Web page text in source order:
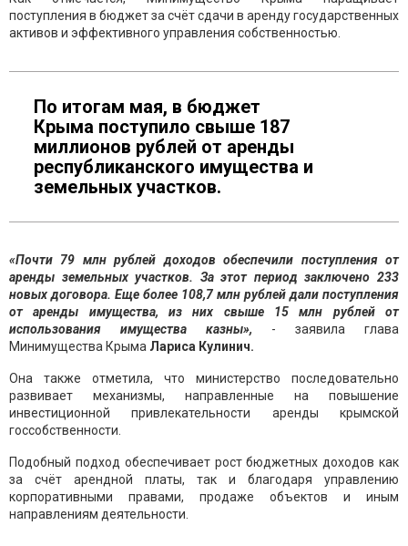
поступления в бюджет за счёт сдачи в аренду государственных
активов и эффективного управления собственностью.
По итогам мая, в бюджет
Крыма поступило свыше 187
миллионов рублей от аренды
республиканского имущества и
земельных участков.
«Почти 79 млн рублей доходов обеспечили поступления от
аренды земельных участков. За этот период заключено 233
новых договора. Еще более 108,7 млн рублей дали поступления
от аренды имущества, из них свыше 15 млн рублей от
использования имущества казны», - заявила глава
Минимущества Крыма Лариса Кулинич.
Она также отметила, что министерство последовательно
развивает механизмы, направленные на повышение
инвестиционной привлекательности аренды крымской
госсобственности.
Подобный подход обеспечивает рост бюджетных доходов как
за счёт арендной платы, так и благодаря управлению
корпоративными правами, продаже объектов и иным
направлениям деятельности.